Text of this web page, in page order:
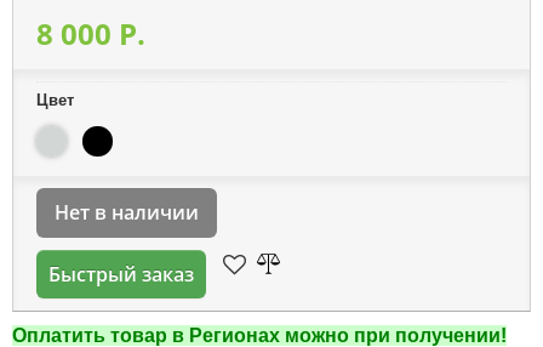
8 000 P.
Цвет
Нет в наличии
Быстрый заказ
Оплатить товар в Регионах можно при получении!